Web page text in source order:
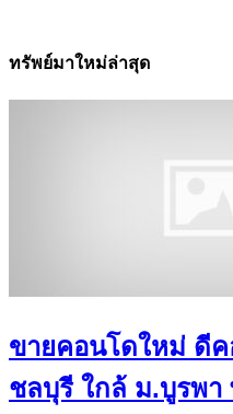
ทรัพย์มาใหม่ล่าสุด
ขายคอนโดใหม่ ดี
ชลบุรี ใกล้ ม.บูรพา